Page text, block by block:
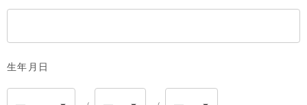
須)
生年月日